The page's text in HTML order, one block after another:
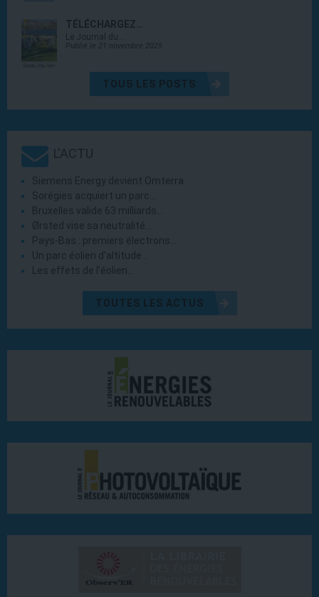
TÉLÉCHARGEZ…
Le Journal du…
Publié le 21 novembre 2025
TOUS LES POSTS
L'ACTU
Siemens Energy devient Omterra
Sorégies acquiert un parc…
Bruxelles valide 63 milliards…
Ørsted vise sa neutralité…
Pays-Bas : premiers électrons…
Un parc éolien d’altitude…
Les effets de l’éolien…
TOUTES LES ACTUS